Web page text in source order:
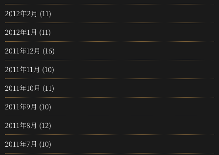
2012年2月 (11)
2012年1月 (11)
2011年12月 (16)
2011年11月 (10)
2011年10月 (11)
2011年9月 (10)
2011年8月 (12)
2011年7月 (10)